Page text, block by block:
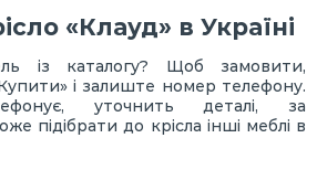
«Клауд» в Україні
із каталогу? Щоб замовити,
і залиште номер телефону.
уточнить деталі, за
підібрати до крісла інші меблі в